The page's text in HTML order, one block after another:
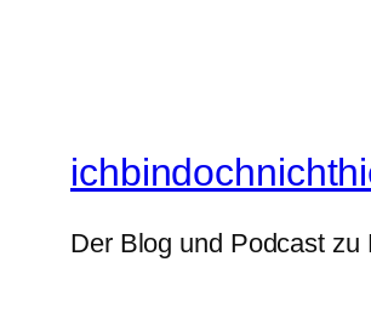
Der Blog und Podcast